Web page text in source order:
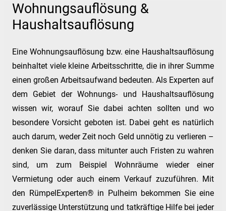
Wohnungsauflösung &
Haushaltsauflösung
Eine Wohnungsauflösung bzw. eine Haushaltsauflösung
beinhaltet viele kleine Arbeitsschritte, die in ihrer Summe
einen großen Arbeitsaufwand bedeuten. Als Experten auf
dem Gebiet der Wohnungs- und Haushaltsauflösung
wissen wir, worauf Sie dabei achten sollten und wo
besondere Vorsicht geboten ist. Dabei geht es natürlich
auch darum, weder Zeit noch Geld unnötig zu verlieren –
denken Sie daran, dass mitunter auch Fristen zu wahren
sind, um zum Beispiel Wohnräume wieder einer
Vermietung oder auch einem Verkauf zuzuführen. Mit
den RümpelExperten® in Pulheim bekommen Sie eine
zuverlässige Unterstützung und tatkräftige Hilfe bei jeder